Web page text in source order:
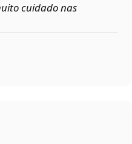
cuidado nas